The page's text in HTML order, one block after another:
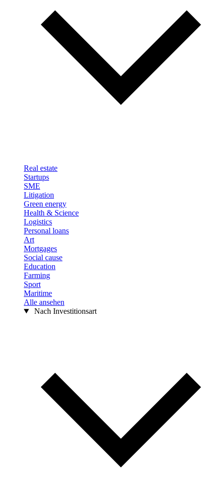
Real estate
Startups
SME
Litigation
Green energy
Health & Science
Logistics
Personal loans
Art
Mortgages
Social cause
Education
Farming
Sport
Maritime
Alle ansehen
Nach Investitionsart